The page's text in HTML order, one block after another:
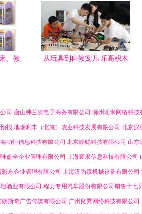
、教
从玩具到科教宠儿 乐高积木
司 唐山弗兰茨电子商务有限公司 滁州旺米网络科技
报 地瑞利丰（北京）农业科技发展有限公司 北京汉
叻恒信息科技有限公司 北京静聪科技有限公司 山东
盈全企业管理有限公司 上海寰果信息科技有限公司
彩东企业管理有限公司 上海汉为森机械设备有限公司
酒业有限公司 程力专用汽车股份有限公司销售十七
朗斯奇广告传媒有限公司 广州良秀网络科技有限公司